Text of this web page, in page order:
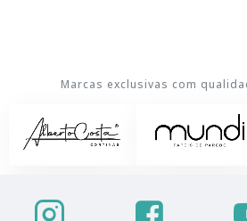
Marcas exclusivas com